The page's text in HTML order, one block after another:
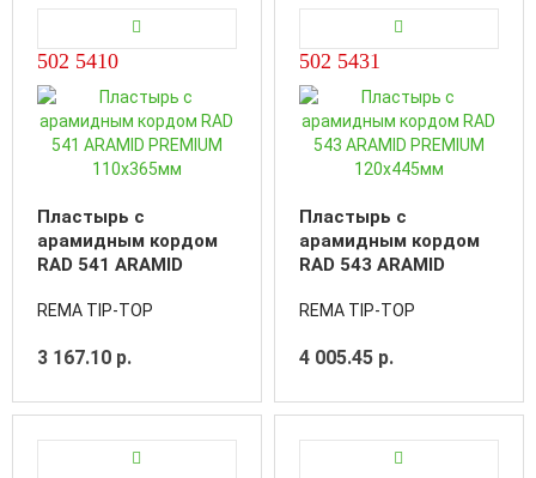
502 5410
Пластырь с
арамидным кордом
RAD 541 ARAMID
REMA TIP-TOP
3 167.10 р.
502 5431
Пластырь с
арамидным кордом
RAD 543 ARAMID
REMA TIP-TOP
4 005.45 р.